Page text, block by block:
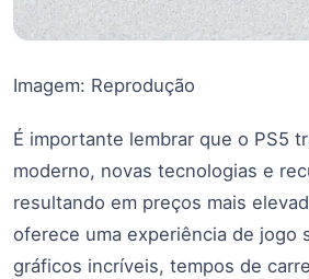
Imagem: Reprodução
É importante lembrar que o PS5
moderno, novas tecnologias e
resultando em preços mais
oferece uma experiência de jogo
gráficos incríveis, tempos de